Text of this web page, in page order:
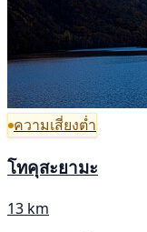
ความเสี่ยงต่ำ
โทคุสะยามะ
13 km